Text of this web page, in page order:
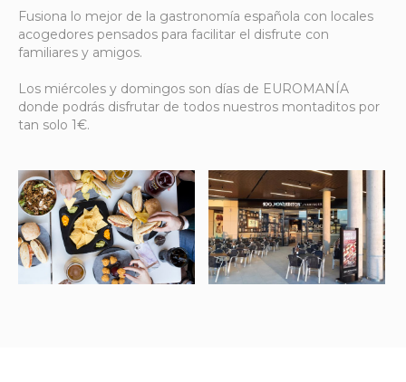
Fusiona lo mejor de la gastronomía española con locales
acogedores pensados para facilitar el disfrute con
familiares y amigos.
Los miércoles y domingos son días de EUROMANÍA
donde podrás disfrutar de todos nuestros montaditos por
tan solo 1€.